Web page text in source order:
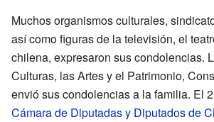
Muchos organismos culturales,
así como figuras de la televisión, el
chilena, expresaron sus condolencias.
Culturas, las Artes y el Patrimonio,
envió sus condolencias a la familia. El
Cámara de Diputadas y Diputados de